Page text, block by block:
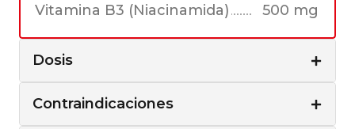
Vitamina B3 (Niacinamida)
500 mg
Dosis
Contraindicaciones